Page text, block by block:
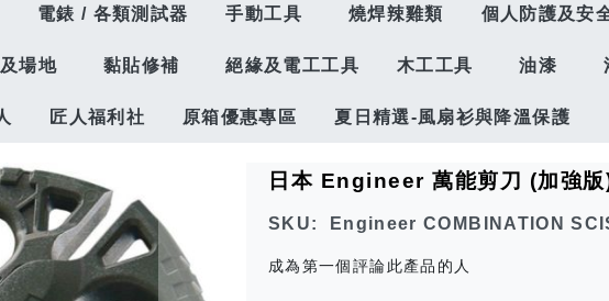
電錶 / 各類測試器 手動工具 燒焊辣雞類 個人防護及安
場地 黏貼修補 絕緣及電工工具 木工工具 油漆
匠人福利社 原箱優惠專區 夏日精選-風扇衫與降溫保護
日本 Engineer 萬能剪刀 (加強
SKU Engineer COMBINATION
成為第一個評論此產品的人